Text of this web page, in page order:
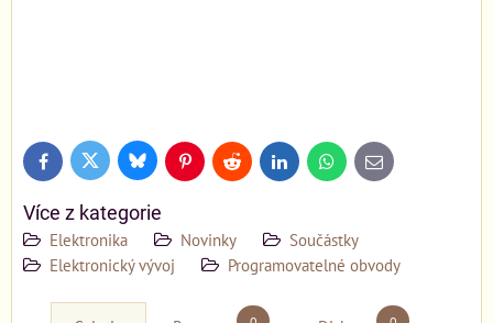
FacebookTwitter BlueskyPinterestReddit LinkedInWhatsApp
E-
mail
Více z kategorie
Elektronika Novinky
Součástky
Elektronický vývoj
Programovatelné obvody